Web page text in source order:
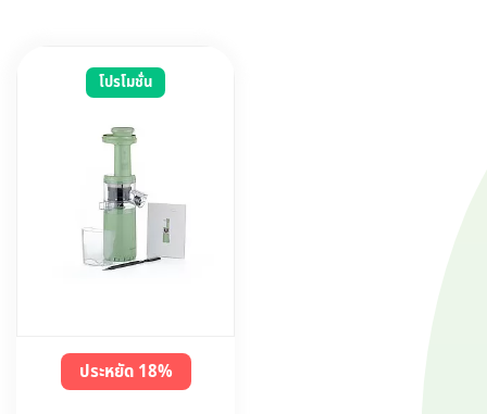
โปรโมชั่น
ประหยัด 18%